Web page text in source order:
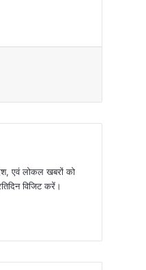
एवं लोकल खबरों को
विजिट करें।